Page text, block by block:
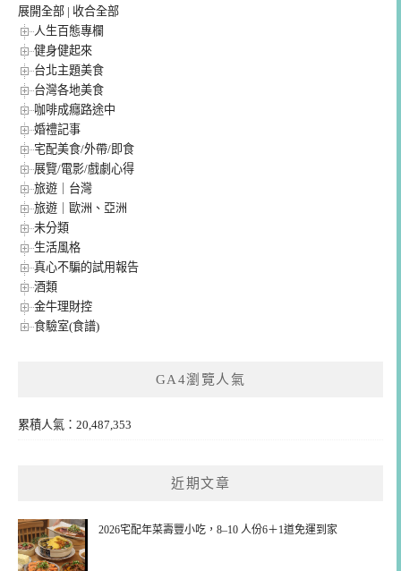
展開全部 | 收合全部
人生百態專欄
健身健起來
台北主題美食
台灣各地美食
咖啡成癮路途中
婚禮記事
宅配美食/外帶/即食
展覽/電影/戲劇心得
旅遊｜台灣
旅遊｜歐洲、亞洲
未分類
生活風格
真心不騙的試用報告
酒類
金牛理財控
食驗室(食譜)
GA4瀏覽人氣
累積人氣：20,487,353
近期文章
2026宅配年菜壽豐小吃，8–10 人份6＋1道免運到家